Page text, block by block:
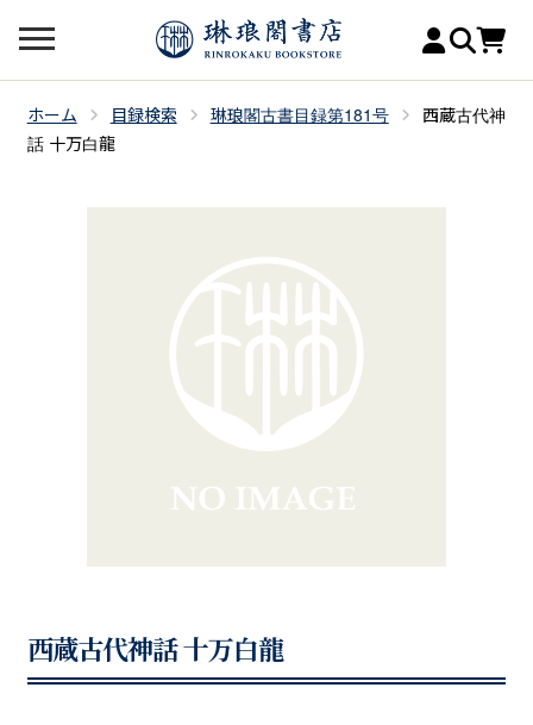
ホーム 目録検索 琳琅閣古書目録第181号
西蔵古代神
話 十万白龍
西蔵古代神話 十万白龍